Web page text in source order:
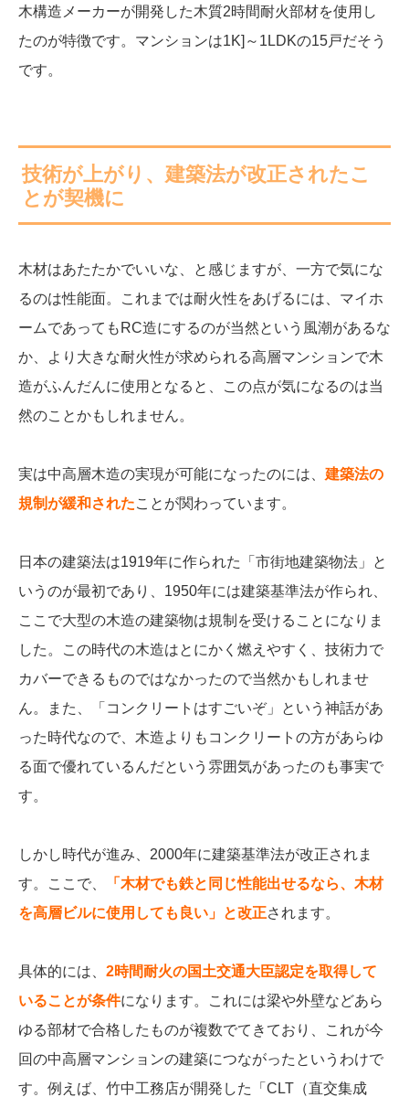
木構造メーカーが開発した木質2時間耐火部材を使用し
たのが特徴です。マンションは1K]～1LDKの15戸だそう
です。
技術が上がり、建築法が改正されたこ
とが契機に
木材はあたたかでいいな、と感じますが、一方で気にな
るのは性能面。これまでは耐火性をあげるには、マイホ
ームであってもRC造にするのが当然という風潮があるな
か、より大きな耐火性が求められる高層マンションで木
造がふんだんに使用となると、この点が気になるのは当
然のことかもしれません。
実は中高層木造の実現が可能になったのには、 建築法の
規制が緩和されたことが関わっています。
日本の建築法は1919年に作られた「市街地建築物法」と
いうのが最初であり、1950年には建築基準法が作られ、
ここで大型の木造の建築物は規制を受けることになりま
した。
この時代の木造はとにかく燃えやすく、技術力で
カバーできるものではなかったので当然かもしれませ
ん。また、「コンクリートはすごいぞ」という神話があ
った時代なので、木造よりもコンクリートの方があらゆ
る面で優れているんだという雰囲気があったのも事実で
す。
しかし時代が進み、2000年に建築基準法が改正されま
す。ここで、
「木材でも鉄と同じ性能出せるなら、木材
を高層ビルに使用しても良い」と改正されます。
具体的には、 2時間耐火の国土交通大臣認定を取得して
いることが条件になります。これには梁や外壁などあら
ゆる部材で合格したものが複数でてきており、これが今
回の中高層マンションの建築につながったというわけで
す。 例えば、竹中工務店が開発した
「CLT（直交集成